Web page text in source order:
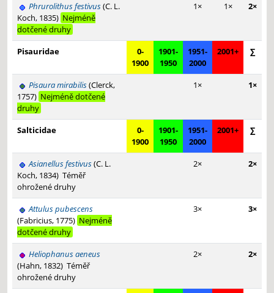
Phrurolithus festivus(C. L.
Koch, 1835) Nejméně
dotčené druhy
1× 1× 2×
Pisauridae
0-
1900
1901-
1950
1951-
2000
2001+ ∑
Pisaura mirabilis(Clerck,
1757) Nejméně dotčené
druhy
1× 1×
Salticidae
0-
1900
1901-
1950
1951-
2000
2001+ ∑
Asianellus festivus(C. L.
Koch, 1834) Téměř
ohrožené druhy
2× 2×
Attulus pubescens
(Fabricius, 1775) Nejméně
dotčené druhy
3× 3×
Heliophanus aeneus
(Hahn, 1832) Téměř
ohrožené druhy
2× 2×